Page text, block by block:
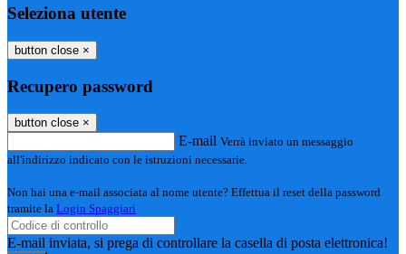
Seleziona utente
button close ×
Recupero password
button close ×
E-mail Verrà inviato un messaggio
all'indirizzo indicato con le istruzioni necessarie.
Non hai una e-mail associata al nome utente? Effettua il reset della password
tramite la Login Spaggiari
E-mail inviata, si prega di controllare la casella di posta elettronica!